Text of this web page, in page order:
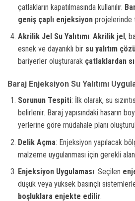
çatlakların kapatılmasında kullanılır.
geniş çaplı enjeksiyonprojelerinde
Akrilik Jel Su Yalıtımı: Akrilik jel ,
esnek ve dayanıklı bir su yalıtım
bariyerler oluşturarak çatlaklardan
Baraj Enjeksiyon Su Yalıtımı
Sorunun Tespiti: İlk olarak, su
belirlenir. Baraj yapısındaki hasarın
yerlerine göre müdahale planı
Delik Açma: Enjeksiyon yapılacak
malzeme uygulanması için gerekli alan
Enjeksiyon Uygulaması: Seçilen
düşük veya yüksek basınçlı
boşluklara enjekte edilir.